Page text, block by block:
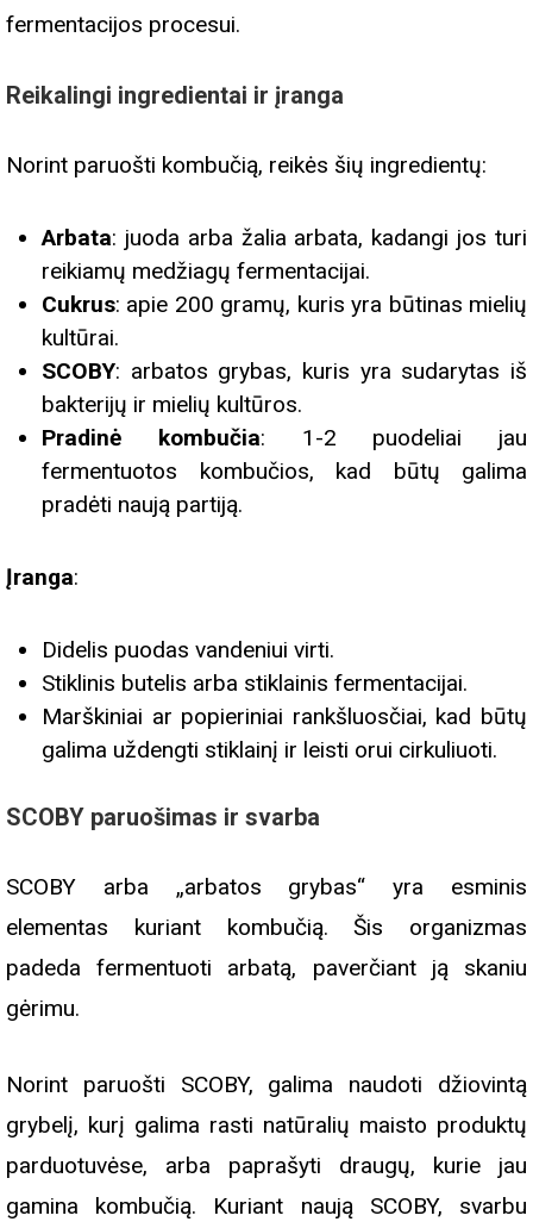
fermentacijos procesui.
Reikalingi ingredientai ir įranga
Norint paruošti kombučią, reikės šių ingredientų:
Arbata: juoda arba žalia arbata, kadangi jos turi
reikiamų medžiagų fermentacijai.
Cukrus: apie 200 gramų, kuris yra būtinas mielių
kultūrai.
SCOBY: arbatos grybas, kuris yra sudarytas iš
bakterijų ir mielių kultūros.
Pradinė kombučia: 1-2 puodeliai jau
fermentuotos kombučios, kad būtų galima
pradėti naują partiją.
Įranga:
Didelis puodas vandeniui virti.
Stiklinis butelis arba stiklainis fermentacijai.
Marškiniai ar popieriniai rankšluosčiai, kad būtų
galima uždengti stiklainį ir leisti orui cirkuliuoti.
SCOBY paruošimas ir svarba
SCOBY arba „arbatos grybas“ yra esminis
elementas kuriant kombučią. Šis organizmas
padeda fermentuoti arbatą, paverčiant ją skaniu
gėrimu.
Norint paruošti SCOBY, galima naudoti džiovintą
grybelį, kurį galima rasti natūralių maisto produktų
parduotuvėse, arba paprašyti draugų, kurie jau
gamina kombučią. Kuriant naują SCOBY, svarbu